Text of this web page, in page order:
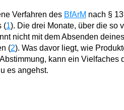
Verfahren des BfArM nach §
(1). Die drei Monate, über die so
nicht mit dem Absenden
(2). Was davor liegt, wie
kann ein
es angehst.